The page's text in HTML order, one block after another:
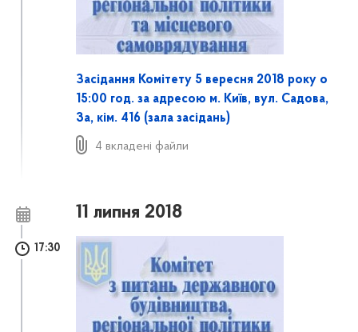
Засідання Комітету 5 вересня 2018 року о
15:00 год. за адресою м. Київ, вул. Садова,
3а, кім. 416 (залa засідань)
4 вкладені файли
11 липня 2018
17:30